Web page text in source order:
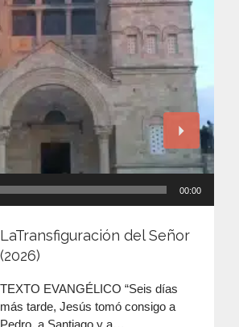
00:00
LaTransfiguración del Señor
(2026)
TEXTO EVANGÉLICO “Seis días
más tarde, Jesús tomó consigo a